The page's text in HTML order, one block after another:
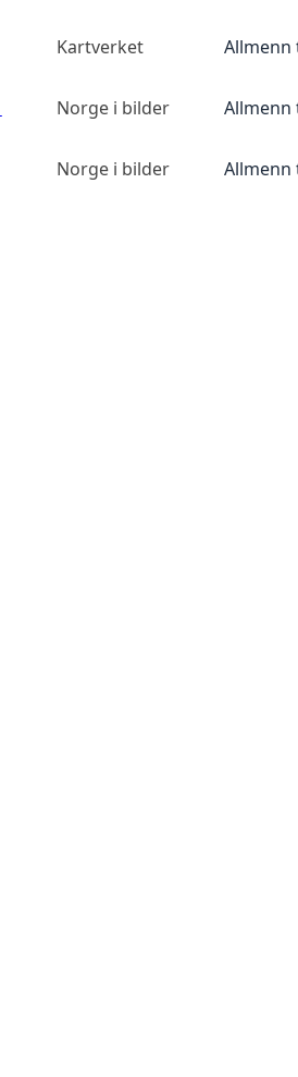
Kartverket Allmenn
Norge i bilder Allmenn
Norge i bilder Allmenn